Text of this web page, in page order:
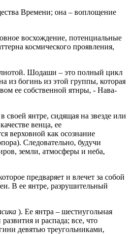
Времени; она – воплощение
восхождение, потенциальные
космического проявления,
Шодаши – это полный цикл
из богинь из этой группы, которая
ее собственной ятнры, - Нава-
своей янтре, сидящая на звезде или
венца, ее
верховной как осознание
Следовательно, будучи
земли, атмосферы и неба,
предваряет и влечет за собой
В ее янтре, разрушительный
). Ее янтра – шестиугольная
и распада; все, что
девятью треугольниками,